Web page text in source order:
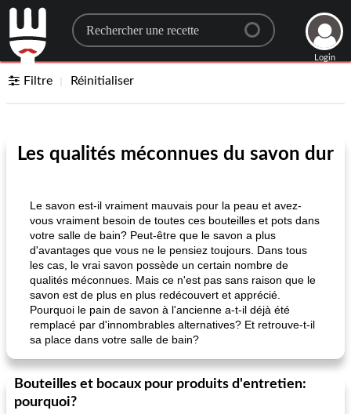
Search for a recipe
Login
Filtre Réinitialiser
Les qualités méconnues du savon dur
Le savon est-il vraiment mauvais pour la peau et avez-
vous vraiment besoin de toutes ces bouteilles et pots dans
votre salle de bain? Peut-être que le savon a plus
d'avantages que vous ne le pensiez toujours. Dans tous
les cas, le vrai savon possède un certain nombre de
qualités méconnues. Mais ce n'est pas sans raison que le
savon est de plus en plus redécouvert et apprécié.
Pourquoi le pain de savon à l'ancienne a-t-il déjà été
remplacé par d'innombrables alternatives? Et retrouve-t-il
sa place dans votre salle de bain?
Bouteilles et bocaux pour produits d'entretien:
pourquoi?